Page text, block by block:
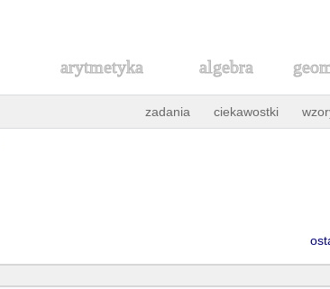
arytmetyka algebra
zadania ciekawostki